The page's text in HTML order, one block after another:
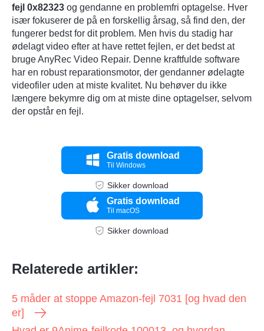
fejl 0x82323 og gendanne en problemfri optagelse. Hver
især fokuserer de på en forskellig årsag, så find den, der
fungerer bedst for dit problem. Men hvis du stadig har
ødelagt video efter at have rettet fejlen, er det bedst at
bruge AnyRec Video Repair. Denne kraftfulde software
har en robust reparationsmotor, der gendanner ødelagte
videofiler uden at miste kvalitet. Nu behøver du ikke
længere bekymre dig om at miste dine optagelser, selvom
der opstår en fejl.
Gratis download
Til Windows
Sikker download
Gratis download
Til macOS
Sikker download
Relaterede artikler:
5 måder at stoppe Amazon-fejl 7031 [og hvad den
er]